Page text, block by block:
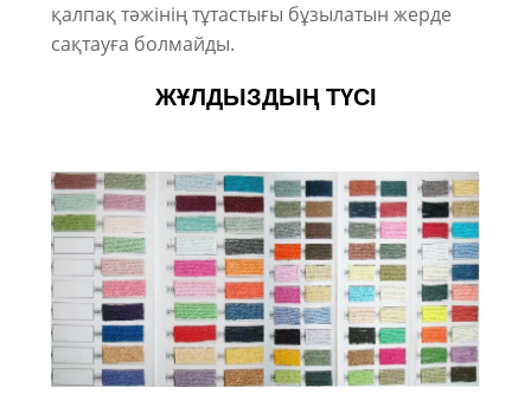
қалпақ тәжінің тұтастығы бұзылатын жерде
сақтауға болмайды.
ЖҰЛДЫЗДЫҢ ТҮСІ